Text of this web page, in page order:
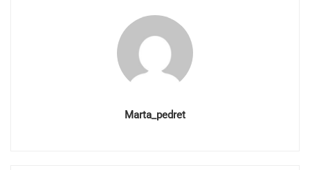
Marta_pedret